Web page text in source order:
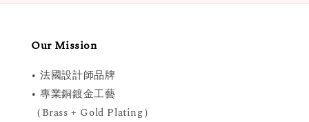
Our Mission
• 法國設計師品牌
• 專業銅鍍金工藝
（Brass + Gold Plating）